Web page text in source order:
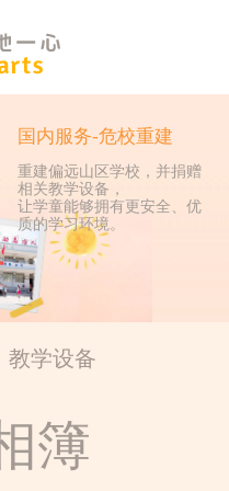
国内服务-危校重建
重建偏远山区学校，并捐赠
相关教学设备，
让学童能够拥有更安全、优
质的学习环境。
教学设备
簿